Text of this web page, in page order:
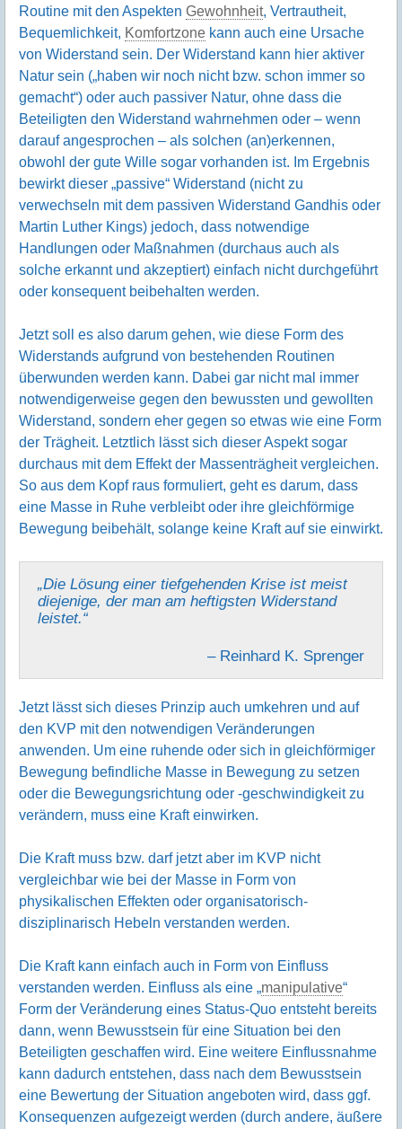
Routine mit den Aspekten Gewohnheit, Vertrautheit,
Bequemlichkeit, Komfortzone kann auch eine Ursache
von Widerstand sein. Der Widerstand kann hier aktiver
Natur sein („haben wir noch nicht bzw. schon immer so
gemacht“) oder auch passiver Natur, ohne dass die
Beteiligten den Widerstand wahrnehmen oder – wenn
darauf angesprochen – als solchen (an)erkennen,
obwohl der gute Wille sogar vorhanden ist. Im Ergebnis
bewirkt dieser „passive“ Widerstand (nicht zu
verwechseln mit dem passiven Widerstand Gandhis oder
Martin Luther Kings) jedoch, dass notwendige
Handlungen oder Maßnahmen (durchaus auch als
solche erkannt und akzeptiert) einfach nicht durchgeführt
oder konsequent beibehalten werden.
Jetzt soll es also darum gehen, wie diese Form des
Widerstands aufgrund von bestehenden Routinen
überwunden werden kann. Dabei gar nicht mal immer
notwendigerweise gegen den bewussten und gewollten
Widerstand, sondern eher gegen so etwas wie eine Form
der Trägheit. Letztlich lässt sich dieser Aspekt sogar
durchaus mit dem Effekt der Massenträgheit vergleichen.
So aus dem Kopf raus formuliert, geht es darum, dass
eine Masse in Ruhe verbleibt oder ihre gleichförmige
Bewegung beibehält, solange keine Kraft auf sie einwirkt.
„Die Lösung einer tiefgehenden Krise ist meist
diejenige, der man am heftigsten Widerstand
leistet.“
– Reinhard K. Sprenger
Jetzt lässt sich dieses Prinzip auch umkehren und auf
den KVP mit den notwendigen Veränderungen
anwenden. Um eine ruhende oder sich in gleichförmiger
Bewegung befindliche Masse in Bewegung zu setzen
oder die Bewegungsrichtung oder -geschwindigkeit zu
verändern, muss eine Kraft einwirken.
Die Kraft muss bzw. darf jetzt aber im KVP nicht
vergleichbar wie bei der Masse in Form von
physikalischen Effekten oder organisatorisch-
disziplinarisch Hebeln verstanden werden.
Die Kraft kann einfach auch in Form von Einfluss
verstanden werden. Einfluss als eine „manipulative“
Form der Veränderung eines Status-Quo entsteht bereits
dann, wenn Bewusstsein für eine Situation bei den
Beteiligten geschaffen wird. Eine weitere Einflussnahme
kann dadurch entstehen, dass nach dem Bewusstsein
eine Bewertung der Situation angeboten wird, dass ggf.
Konsequenzen aufgezeigt werden (durch andere, äußere